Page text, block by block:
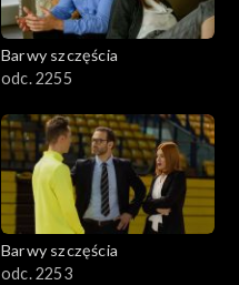
Barwy szczęścia
odc. 2255
Barwy szczęścia
odc. 2253